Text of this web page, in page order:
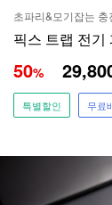
초파리&모기잡는 충
픽스 트랩 전기
50%
특별할인 무료